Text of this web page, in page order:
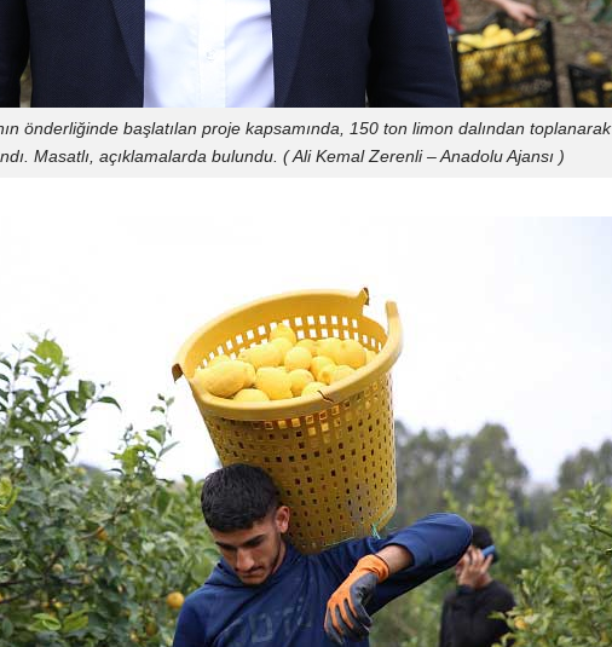
önderliğinde başlatılan proje kapsamında, 150 ton limon dalından toplanarak
Masatlı, açıklamalarda bulundu. ( Ali Kemal Zerenli – Anadolu Ajansı )